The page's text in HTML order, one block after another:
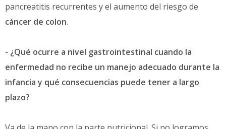
pancreatitis recurrentes y el aumento del riesgo de
cáncer de colon.
- ¿Qué ocurre a nivel gastrointestinal cuando la
enfermedad no recibe un manejo adecuado durante la
infancia y qué consecuencias puede tener a largo
plazo?